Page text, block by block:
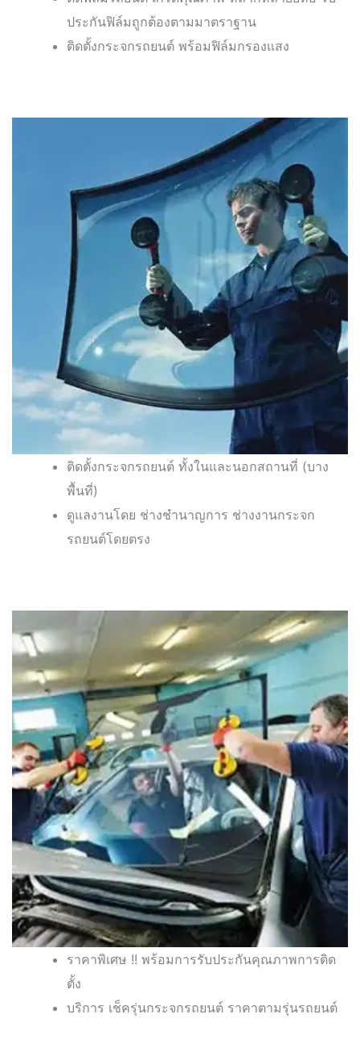
ประกันฟิล์มถูกต้องตามมาตราฐาน
ติดตั้งกระจกรถยนต์ พร้อมฟิล์มกรองแสง
ติดตั้งกระจกรถยนต์ ทั้งในและนอกสถานที่ (บาง
พื้นที่)
ดูแลงานโดย ช่างชำนาญการ ช่างงานกระจก
รถยนต์โดยตรง
ราคาพิเศษ !! พร้อมการรับประกันคุณภาพการติด
ตั้ง
บริการ เช็ครุ่นกระจกรถยนต์ ราคาตามรุ่นรถยนต์